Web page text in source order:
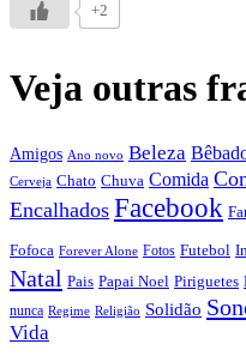
+2
Veja outras
Amigos Ano novo Beleza
Cerveja Chato Chuva Comida
Encalhados Facebook
Fofoca Forever Alone Fotos Futebol
Natal Pais Papai Noel Piriguetes
nunca Regime Religião Solidão
Vida